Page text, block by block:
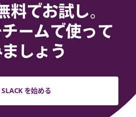
料でお試し。
ームで使って
しょう
SLACK を始める